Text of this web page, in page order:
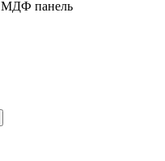
МДФ панель